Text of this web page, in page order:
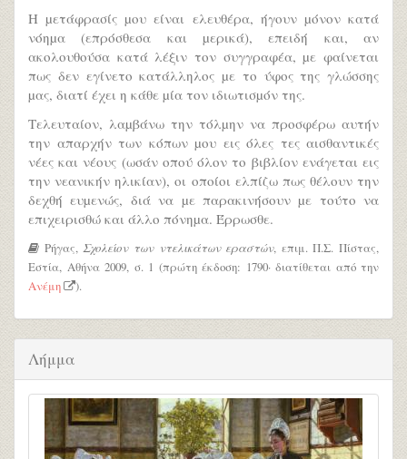
Η µετάφρασίς µου είναι ελευθέρα, ήγουν µόνον κατά
νόηµα (επρόσθεσα και µερικά), επειδή και, αν
ακολουθούσα κατά λέξιν τον συγγραφέα, µε φαίνεται
πως δεν εγίνετο κατάλληλος µε το ύφος της γλώσσης
µας, διατί έχει η κάθε µία τον ιδιωτισµόν της.
Τελευταίον, λαµβάνω την τόλµην να προσφέρω αυτήν
την απαρχήν των κόπων µου εις όλες τες αισθαντικές
νέες και νέους (ωσάν οπού όλον το βιβλίον ενάγεται εις
την νεανικήν ηλικίαν), οι οποίοι ελπίζω πως θέλουν την
δεχθή ευµενώς, διά να µε παρακινήσουν µε τούτο να
επιχειρισθώ και άλλο πόνηµα. Έρρωσθε.
Ρήγας,Σχολείον των ντελικάτων εραστών, επιμ. Π.Σ. Πίστας,
Εστία, Αθήνα 2009, σ. 1 (πρώτη έκδοση: 1790· διατίθεται από την
Ανέμη
).
Λήμμα